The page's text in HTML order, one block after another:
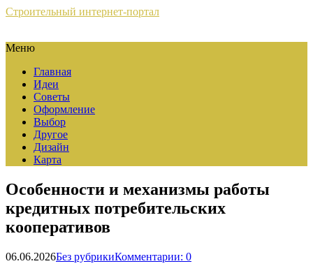
Строительный интернет-портал
Меню
Главная
Идеи
Советы
Оформление
Выбор
Другое
Дизайн
Карта
Особенности и механизмы работы
кредитных потребительских
кооперативов
06.06.2026Без рубрикиКомментарии: 0